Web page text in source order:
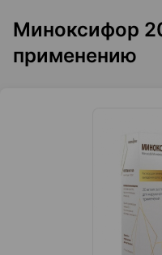
Миноксифор
применению